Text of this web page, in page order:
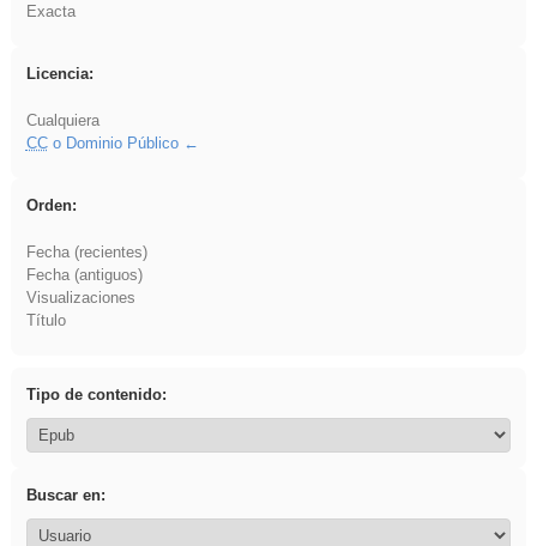
Exacta
Licencia:
Cualquiera
CCo Dominio Público
Orden:
Fecha (recientes)
Fecha (antiguos)
Visualizaciones
Título
Tipo de contenido:
Buscar en: